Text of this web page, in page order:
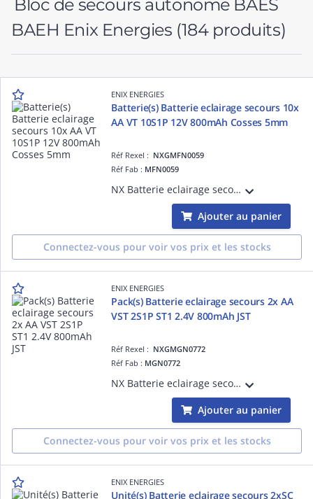
Bloc de secours autonome BAES
BAEH Enix Energies (184 produits)
ENIX ENERGIES
Batterie(s) Batterie eclairage secours 10x
AA VT 10S1P 12V 800mAh Cosses 5mm
Réf Rexel : NXGMFN0059
Réf Fab : MFN0059
NX Batterie eclairage secours 10x AA VT 10S1P 12V 800mAh Cosses 5mm vendu par Batterie(s)
Ajouter au panier
Connectez-vous pour voir vos prix et les stocks
ENIX ENERGIES
Pack(s) Batterie eclairage secours 2x AA
VST 2S1P ST1 2.4V 800mAh JST
Réf Rexel : NXGMGN0772
Réf Fab : MGN0772
NX Batterie eclairage secours 2x AA VST 2S1P ST1 2.4V 800mAh JST vendu par Pack(s)
Ajouter au panier
Connectez-vous pour voir vos prix et les stocks
ENIX ENERGIES
Unité(s) Batterie eclairage secours 2xSC